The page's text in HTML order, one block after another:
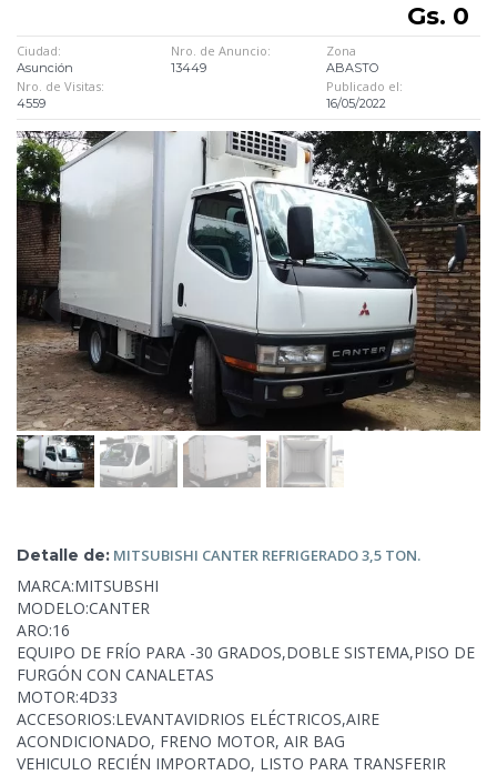
Gs. 0
Ciudad:
Asunción
Nro. de Anuncio:
13449
Zona
ABASTO
Nro. de Visitas:
4559
Publicado el:
16/05/2022
Detalle de: MITSUBISHI CANTER REFRIGERADO 3,5 TON.
MARCA:MITSUBSHI
MODELO:CANTER
ARO:16
EQUIPO DE FRÍO PARA -30 GRADOS,DOBLE SISTEMA,PISO DE
FURGÓN CON CANALETAS
MOTOR:4D33
ACCESORIOS:LEVANTAVIDRIOS ELÉCTRICOS,AIRE
ACONDICIONADO, FRENO MOTOR, AIR BAG
VEHICULO RECIÉN IMPORTADO, LISTO PARA TRANSFERIR